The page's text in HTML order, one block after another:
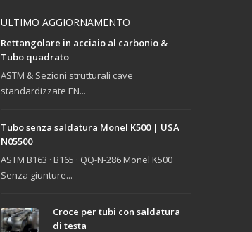
ULTIMO AGGIORNAMENTO
Rettangolare in acciaio al carbonio &
Tubo quadrato
ASTM & Sezioni strutturali cave
standardizzate EN...
Tubo senza saldatura Monel K500 | USA
N05500
ASTM B163 · B165 · QQ-N-286 Monel K500
Senza giunture...
Croce per tubi con saldatura
di testa